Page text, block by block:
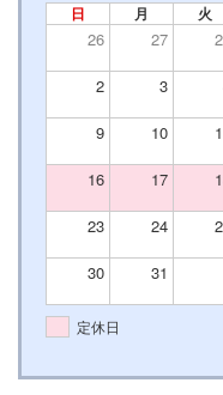
日 月 火
26 27
2 3
9 10
16 17
23 24
30 31
定休日